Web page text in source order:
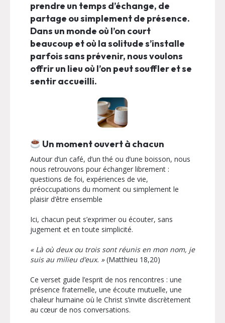
prendre un temps d’échange, de
partage ou simplement de présence.
Dans un monde où l’on court
beaucoup et où la solitude s’installe
parfois sans prévenir, nous voulons
offrir un lieu où l’on peut souffler et se
sentir accueilli.
Un moment ouvert à chacun
Autour d’un café, d’un thé ou d’une boisson, nous
nous retrouvons pour échanger librement :
questions de foi, expériences de vie,
préoccupations du moment ou simplement le
plaisir d’être ensemble
Ici, chacun peut s’exprimer ou écouter, sans
jugement et en toute simplicité.
« Là où deux ou trois sont réunis en mon nom, je
suis au milieu d’eux. »(Matthieu 18,20)
Ce verset guide l’esprit de nos rencontres : une
présence fraternelle, une écoute mutuelle, une
chaleur humaine où le Christ s’invite discrètement
au cœur de nos conversations.